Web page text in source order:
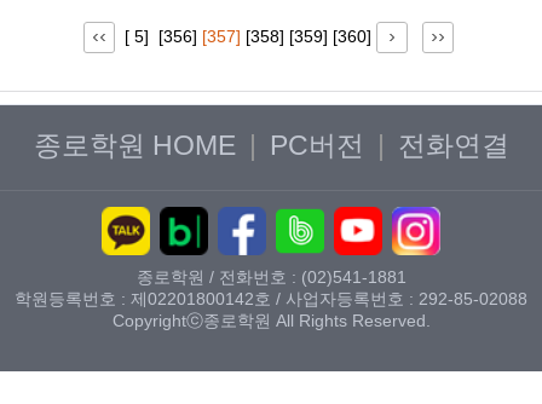
[ 5] [356] [357] [358] [359] [360]
종로학원 HOME | PC버전 | 전화연결
종로학원 / 전화번호 : (02)541-1881
학원등록번호 : 제02201800142호 / 사업자등록번호 : 292-85-02088
Copyrightⓒ종로학원 All Rights Reserved.